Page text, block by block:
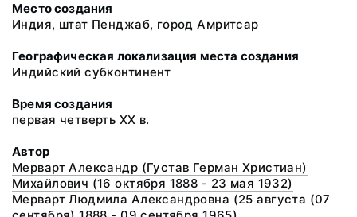
Место создания
Индия, штат Пенджаб, город Амритсар
Географическая локализация места создания
Индийский субконтинент
Время создания
первая четверть ХХ в.
Автор
Мерварт Александр (Густав Герман Христиан)
Михайлович (16 октября 1888 - 23 мая 1932)
Мерварт Людмила Александровна (25 августа (07